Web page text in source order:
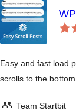
Easy and fast load
scrolls to the bottom.
Team Startbit